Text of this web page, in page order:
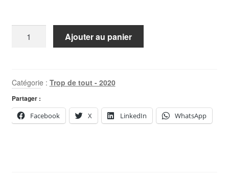
graisse
c'est
violent
Ajouter au panier
Catégorie : Trop de tout - 2020
Partager :
Facebook
X LinkedIn WhatsApp